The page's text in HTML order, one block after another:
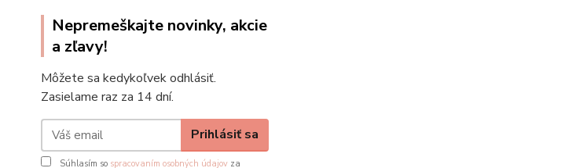
Nepremeškajte novinky, akcie
a zľavy!
Môžete sa kedykoľvek odhlásiť.
Zasielame raz za 14 dní.
Prihlásiť sa
Súhlasím so spracovaním osobných údajov za